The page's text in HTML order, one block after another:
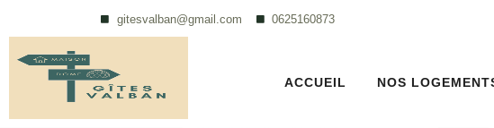
gitesvalban@gmail.com 0625160873
ACCUEIL NOS